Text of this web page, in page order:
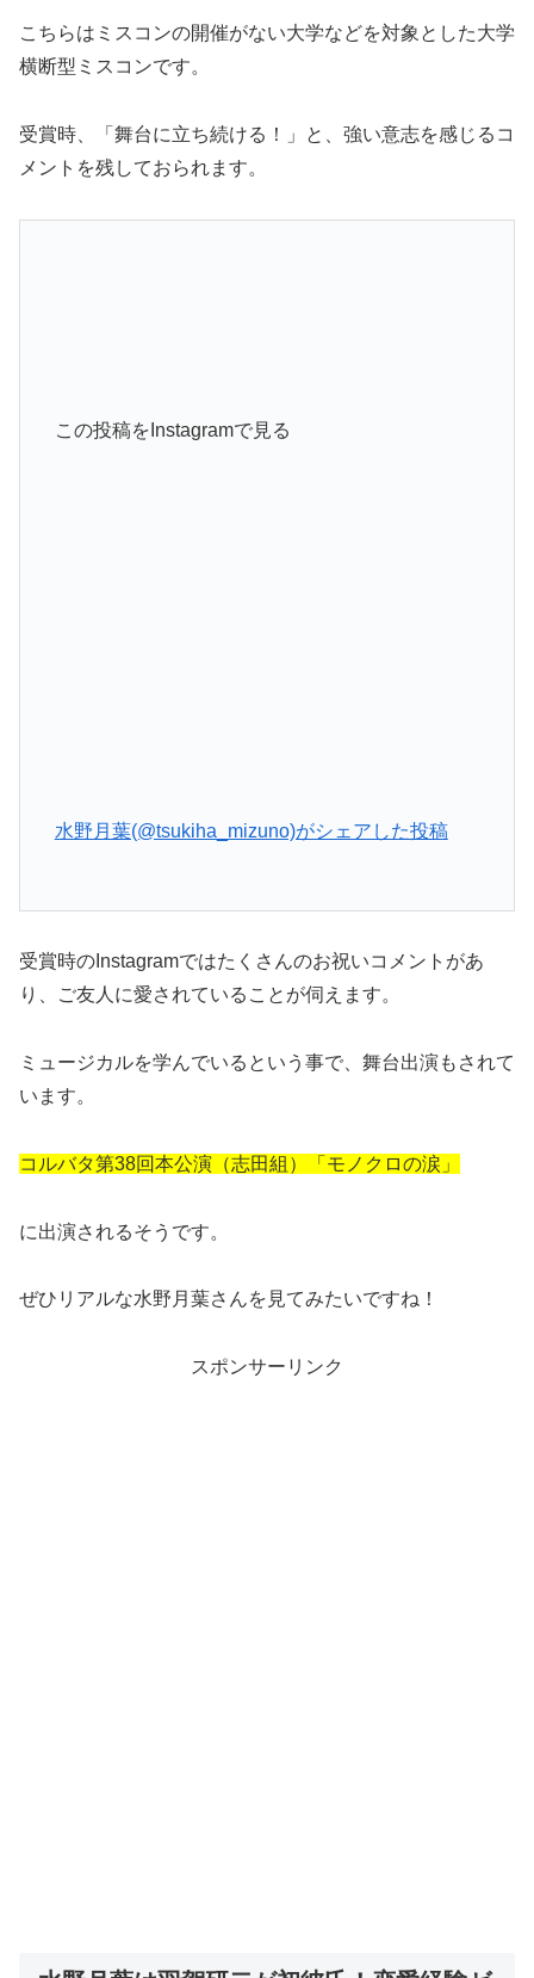
こちらはミスコンの開催がない大学などを対象とした大学
横断型ミスコンです。
受賞時、「舞台に立ち続ける！」と、強い意志を感じるコ
メントを残しておられます。
この投稿をInstagramで見る
水野月葉(@tsukiha_mizuno)がシェアした投稿
受賞時のInstagramではたくさんのお祝いコメントがあ
り、ご友人に愛されていることが伺えます。
ミュージカルを学んでいるという事で、舞台出演もされて
います。
コルバタ第38回本公演（志田組）「モノクロの涙」
に出演されるそうです。
ぜひリアルな水野月葉さんを見てみたいですね！
スポンサーリンク